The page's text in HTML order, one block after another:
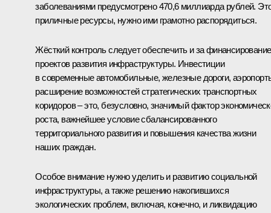
заболеваниями предусмотрено 470,6 миллиарда рублей.
приличные ресурсы, нужно ими грамотно распорядиться.
Жёсткий контроль следует обеспечить и за
проектов развития инфраструктуры. Инвестиции
в современные автомобильные, железные дороги,
расширение возможностей стратегических транспортных
коридоров – это, безусловно, значимый фактор
роста, важнейшее условие сбалансированного
территориального развития и повышения качества жизни
наших граждан.
Особое внимание нужно уделить и развитию социальной
инфраструктуры, а также решению накопившихся
экологических проблем, включая, конечно, и ликвидацию